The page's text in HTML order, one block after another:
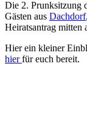
Die 2. Prunksitzung
Gästen aus Dachdorf
Heiratsantrag mitten
Hier ein kleiner
hierfür euch bereit.